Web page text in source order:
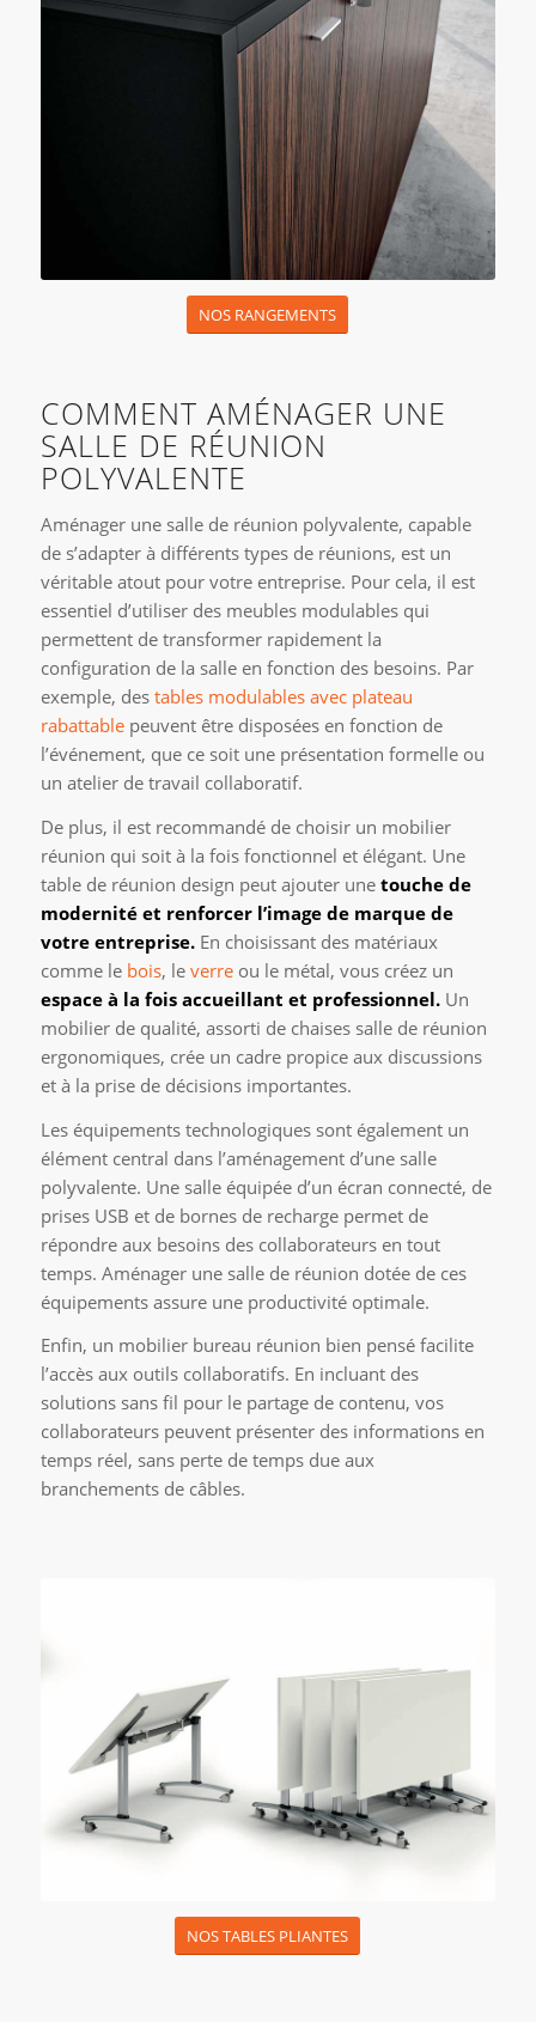
NOS RANGEMENTS
COMMENT AMÉNAGER UNE
SALLE DE RÉUNION
POLYVALENTE
Aménager une salle de réunion polyvalente, capable
de s’adapter à différents types de réunions, est un
véritable atout pour votre entreprise. Pour cela, il est
essentiel d’utiliser des meubles modulables qui
permettent de transformer rapidement la
configuration de la salle en fonction des besoins. Par
exemple, des tables modulables avec plateau
rabattable peuvent être disposées en fonction de
l’événement, que ce soit une présentation formelle ou
un atelier de travail collaboratif.
De plus, il est recommandé de choisir un mobilier
réunion qui soit à la fois fonctionnel et élégant. Une
table de réunion design peut ajouter une touche de
modernité et renforcer l’image de marque de
votre entreprise.En choisissant des matériaux
comme le bois, le verreou le métal, vous créez un
espace à la fois accueillant et professionnel.Un
mobilier de qualité, assorti de chaises salle de réunion
ergonomiques, crée un cadre propice aux discussions
et à la prise de décisions importantes.
Les équipements technologiques sont également un
élément central dans l’aménagement d’une salle
polyvalente. Une salle équipée d’un écran connecté, de
prises USB et de bornes de recharge permet de
répondre aux besoins des collaborateurs en tout
temps. Aménager une salle de réunion dotée de ces
équipements assure une productivité optimale.
Enfin, un mobilier bureau réunion bien pensé facilite
l’accès aux outils collaboratifs. En incluant des
solutions sans fil pour le partage de contenu, vos
collaborateurs peuvent présenter des informations en
temps réel, sans perte de temps due aux
branchements de câbles.
NOS TABLES PLIANTES